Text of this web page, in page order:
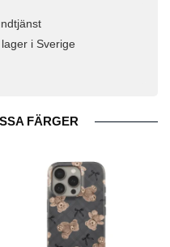
i Sverige
FÄRGER